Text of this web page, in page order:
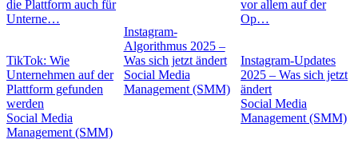
die Plattform auch für
Unterne…
TikTok: Wie
Unternehmen auf der
Plattform gefunden
werden
Social Media
Management (SMM)
Instagram-
Algorithmus 2025 –
Was sich jetzt ändert
Social Media
Management (SMM)
vor allem auf der
Op…
Instagram-Updates
2025 – Was sich jetzt
ändert
Social Media
Management (SMM)